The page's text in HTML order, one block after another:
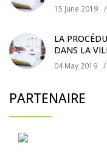
15 June 2019 /
LA
DANS LA
04 May 2019 /
PARTENAIRE